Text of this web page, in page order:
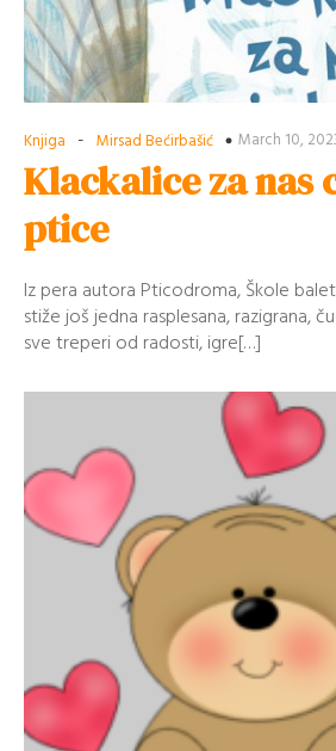
Knjiga - Mirsad Bećirbašić March 10,
Klackalice za nas
ptice
Iz pera autora Pticodroma, Škole
stiže još jedna rasplesana, razigrana,
sve treperi od radosti, igre[…]